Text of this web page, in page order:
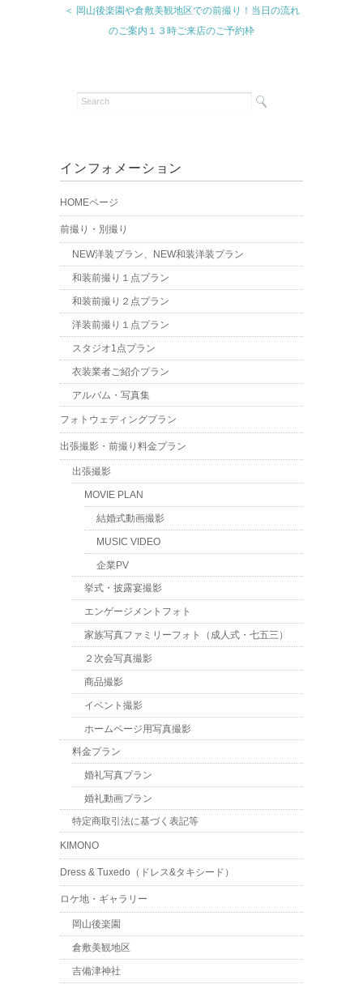
＜ 岡山後楽園や倉敷美観地区での前撮り！当日の流れ
のご案内１３時ご来店のご予約枠
インフォメーション
HOMEページ
前撮り・別撮り
NEW洋装プラン、NEW和装洋装プラン
和装前撮り１点プラン
和装前撮り２点プラン
洋装前撮り１点プラン
スタジオ1点プラン
衣装業者ご紹介プラン
アルバム・写真集
フォトウェディングプラン
出張撮影・前撮り料金プラン
出張撮影
MOVIE PLAN
結婚式動画撮影
MUSIC VIDEO
企業PV
挙式・披露宴撮影
エンゲージメントフォト
家族写真ファミリーフォト（成人式・七五三）
２次会写真撮影
商品撮影
イベント撮影
ホームページ用写真撮影
料金プラン
婚礼写真プラン
婚礼動画プラン
特定商取引法に基づく表記等
KIMONO
Dress & Tuxedo（ドレス&タキシード）
ロケ地・ギャラリー
岡山後楽園
倉敷美観地区
吉備津神社